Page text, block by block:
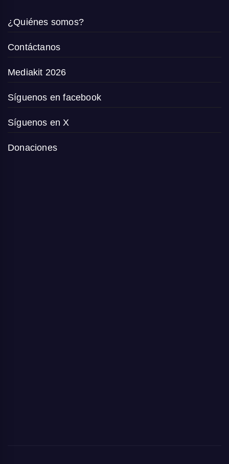
¿Quiénes somos?
Contáctanos
Mediakit 2026
Síguenos en facebook
Síguenos en X
Donaciones